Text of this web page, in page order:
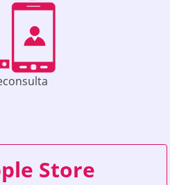
Store